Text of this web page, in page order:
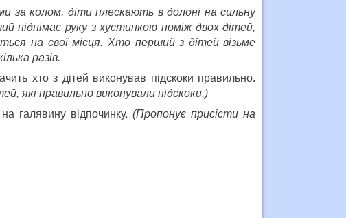
за колом, діти плескають в долоні на сильну
піднімає руку з хустинкою поміж двох дітей,
на свої місця. Хто перший з дітей візьме
разів.
хто з дітей виконував підскоки правильно.
які правильно виконували підскоки.)
галявину відпочинку.(Пропонує присісти на